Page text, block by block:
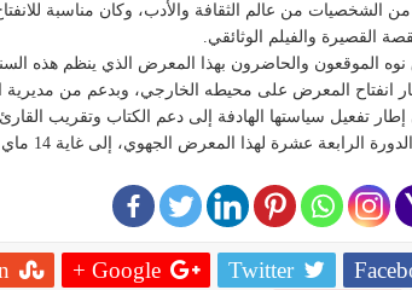
الشخصيات من عالم الثقافة والأدب، وكان مناسبة
القصيرة والفيلم الوثائقي.
الموقعون والحاضرون بهذا المعرض الذي ينظم هذه
انفتاح المعرض على محيطه الخارجي، وبدعم من مديرية
تفعيل سياستها الهادفة إلى دعم الكتاب وتقريب
الرابعة عشرة لهذا المعرض الجهوي، إلى غاية 14 ماي الجاري.
Twitter
Google +